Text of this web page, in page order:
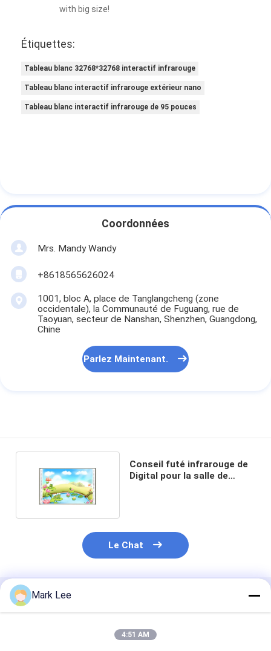
with big size!
Étiquettes:
Tableau blanc 32768*32768 interactif infrarouge
Tableau blanc interactif infrarouge extérieur nano
Tableau blanc interactif infrarouge de 95 pouces
Coordonnées
Mrs. Mandy Wandy
+8618565626024
1001, bloc A, place de Tanglangcheng (zone
occidentale), la Communauté de Fuguang, rue de
Taoyuan, secteur de Nanshan, Shenzhen, Guangdong,
Chine
Parlez Maintenant.
Conseil futé infrarouge de
Digital pour la salle de
Le Chat
Produits Recommandés
Mark Lee
4:51 AM